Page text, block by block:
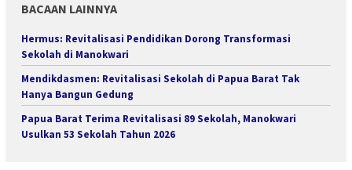
BACAAN LAINNYA
Hermus: Revitalisasi Pendidikan Dorong Transformasi
Sekolah di Manokwari
Mendikdasmen: Revitalisasi Sekolah di Papua Barat Tak
Hanya Bangun Gedung
Papua Barat Terima Revitalisasi 89 Sekolah, Manokwari
Usulkan 53 Sekolah Tahun 2026